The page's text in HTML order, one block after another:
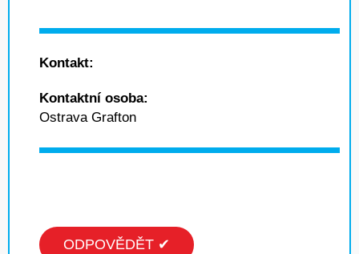
Kontakt:
Kontaktní osoba:
Ostrava Grafton
ODPOVĚDĚT ✔